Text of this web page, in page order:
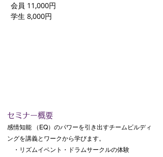
会員 11,000円
​学生 8,000円
​セミナー概要
感情知能 （EQ）のパワーを引き出すチームビルディ
ングを講義とワークから学びます。
・リズムイベント・ドラムサークルの体験